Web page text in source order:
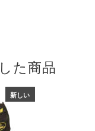
た商品
新しい